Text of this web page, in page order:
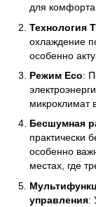
для комфорта.
Технология
охлаждение
особенно
Режим Eco:
микроклимат
Бесшумная
практически
особенно
местах, где
управления: